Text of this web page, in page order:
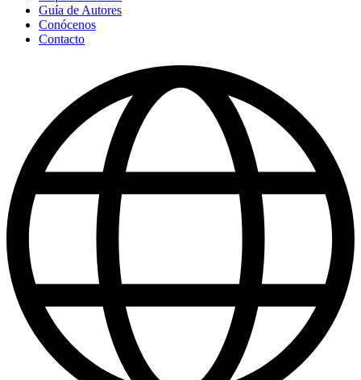
Guía de Autores
Conócenos
Contacto